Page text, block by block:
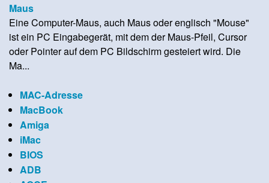
Maus
Eine Computer-Maus, auch Maus oder englisch "Mouse"
ist ein PC Eingabegerät, mit dem der Maus-Pfeil, Cursor
oder Pointer auf dem PC Bildschirm gesteiert wird. Die
Ma...
MAC-Adresse
MacBook
Amiga
iMac
BIOS
ADB